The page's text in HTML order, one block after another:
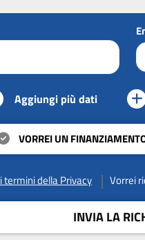
Aggiungi più dati
VORREI UN
i termini della Privacy Vorrei
INVIA LA